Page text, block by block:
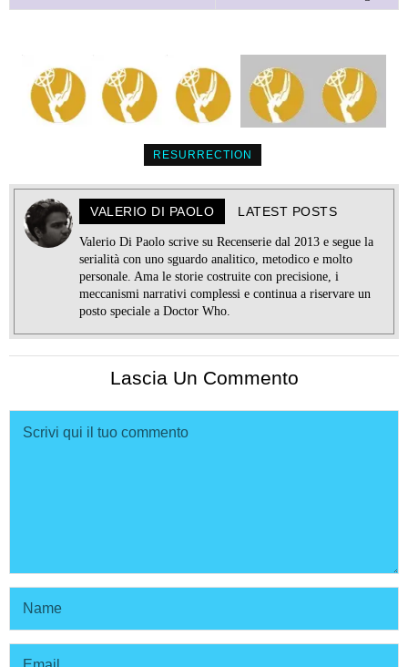
RESURRECTION
VALERIO DI PAOLO LATEST POSTS
Valerio Di Paolo scrive su Recenserie dal 2013 e segue la
serialità con uno sguardo analitico, metodico e molto
personale. Ama le storie costruite con precisione, i
meccanismi narrativi complessi e continua a riservare un
posto speciale a Doctor Who.
Lascia Un Commento